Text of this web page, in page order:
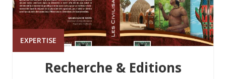
EXPERTISE
Recherche & Editions